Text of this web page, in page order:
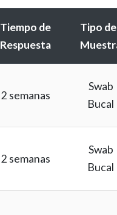
Tiempo de
Respuesta
Tipo de
2 semanas
Swab
Bucal
2 semanas
Swab
Bucal